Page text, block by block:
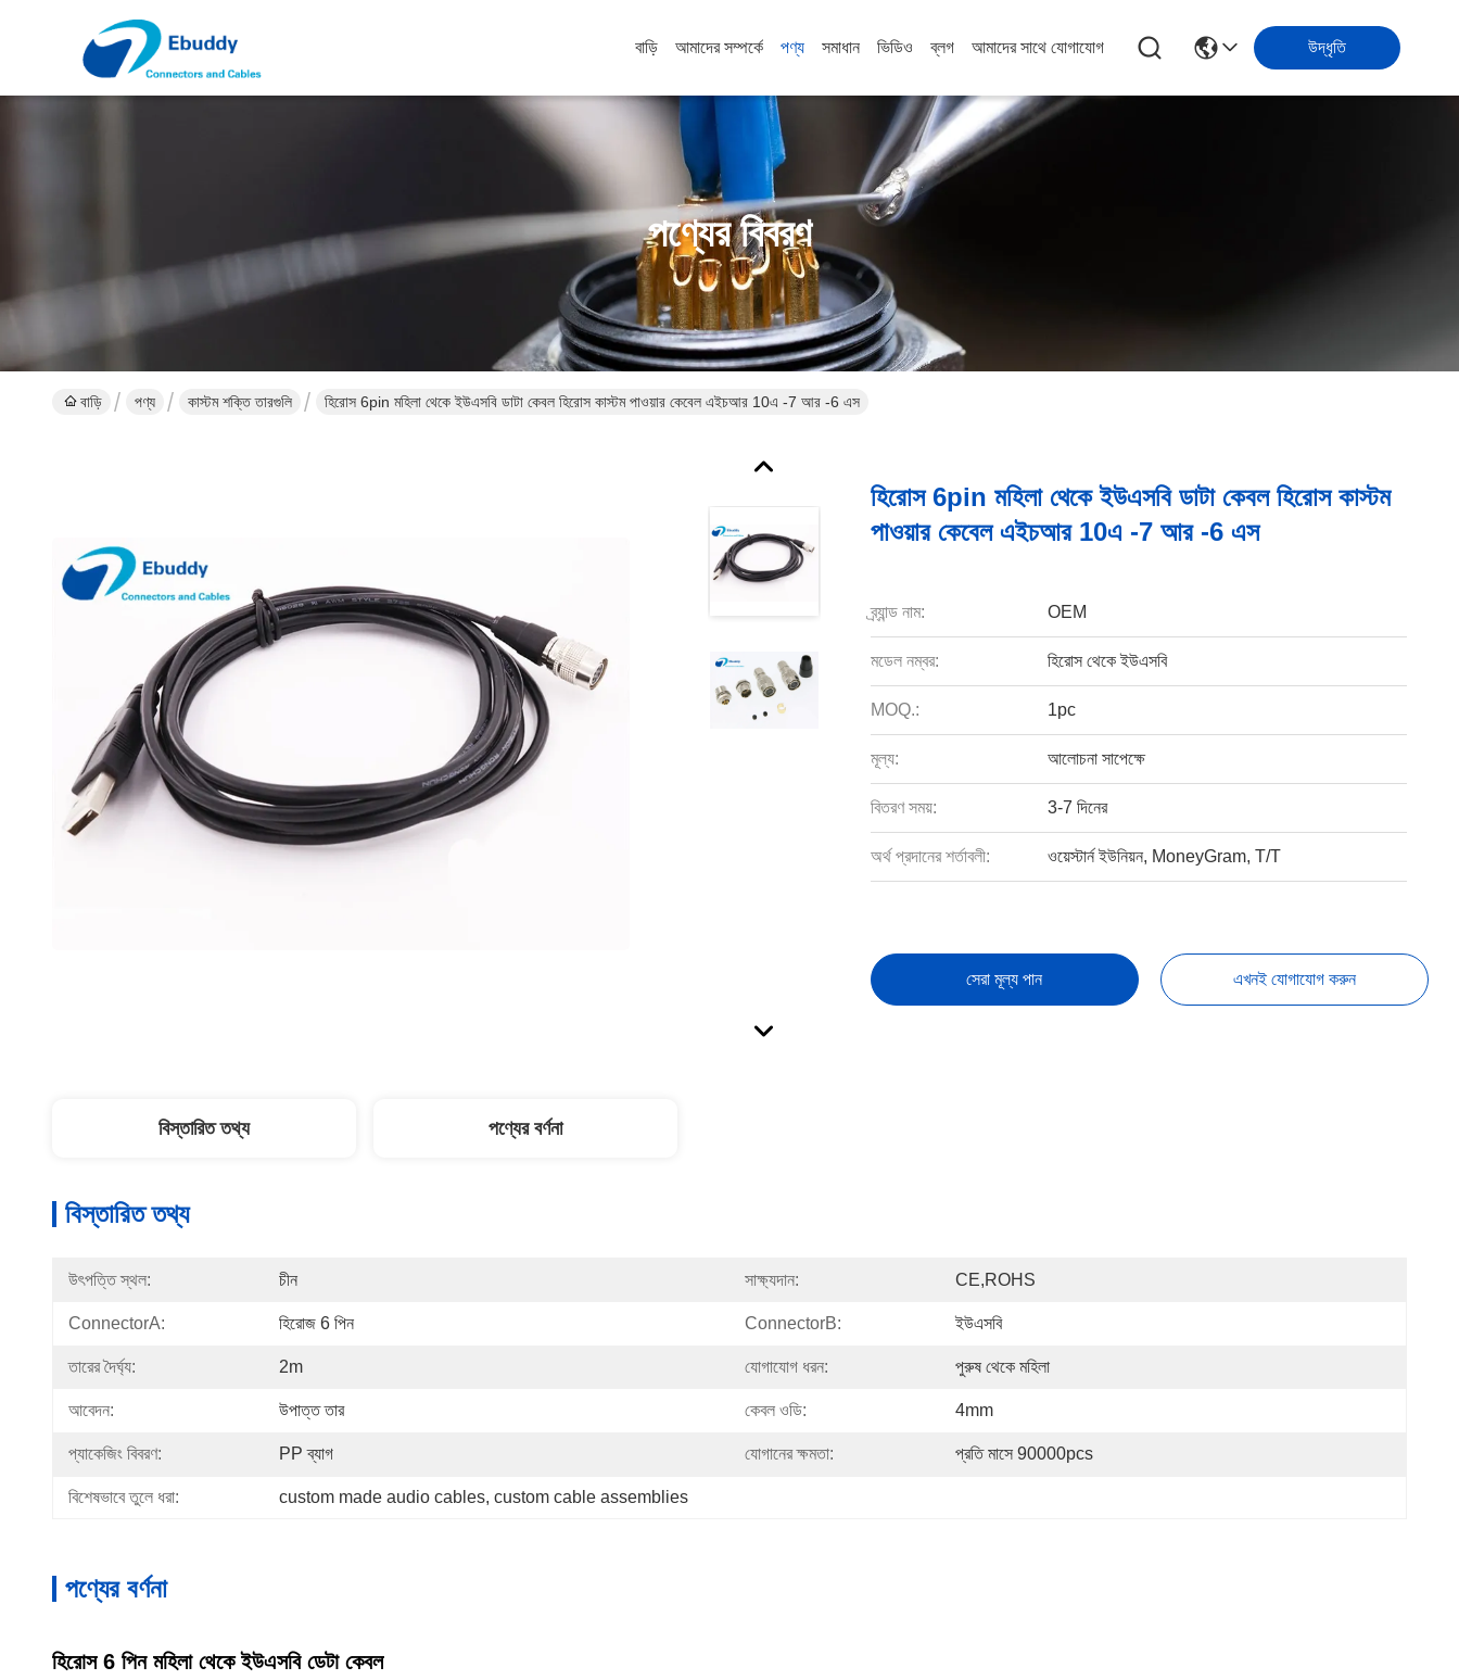
বাড়ি আমাদের সম্পর্কে পণ্য সমাধান ভিডিও ব্লগ আমাদের সাথে যোগাযোগ উদ্ধৃতি
পণ্যের বিবরণ
বাড়ি পণ্য কাস্টম শক্তি তারগুলি হিরোস 6pin মহিলা থেকে ইউএসবি ডাটা কেবল হিরোস কাস্টম পাওয়ার কেবেল এইচআর 10এ -7 আর -6 এস
হিরোস 6pin মহিলা থেকে ইউএসবি ডাটা কেবল হিরোস কাস্টম
পাওয়ার কেবেল এইচআর 10এ -7 আর -6 এস
ব্র্যান্ড নাম: OEM
মডেল নম্বর: হিরোস থেকে ইউএসবি
MOQ.: 1pc
মূল্য: আলোচনা সাপেক্ষে
বিতরণ সময়: 3-7 দিনের
অর্থ প্রদানের শর্তাবলী: ওয়েস্টার্ন ইউনিয়ন, MoneyGram, T/T
সেরা মূল্য পান এখনই যোগাযোগ করুন
বিস্তারিত তথ্য পণ্যের বর্ণনা
বিস্তারিত তথ্য
উৎপত্তি স্থল: চীন সাক্ষ্যদান: CE,ROHS
ConnectorA: হিরোজ 6 পিন ConnectorB: ইউএসবি
তারের দৈর্ঘ্য: 2m যোগাযোগ ধরন: পুরুষ থেকে মহিলা
আবেদন: উপাত্ত তার কেবল ওডি: 4mm
প্যাকেজিং বিবরণ: PP ব্যাগ যোগানের ক্ষমতা: প্রতি মাসে 90000pcs
বিশেষভাবে তুলে ধরা: custom made audio cables, custom cable assemblies
পণ্যের বর্ণনা
হিরোস 6 পিন মহিলা থেকে ইউএসবি ডেটা কেবল